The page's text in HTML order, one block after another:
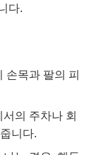
다.
손목과 팔의 피
의 주차나 회
니다.